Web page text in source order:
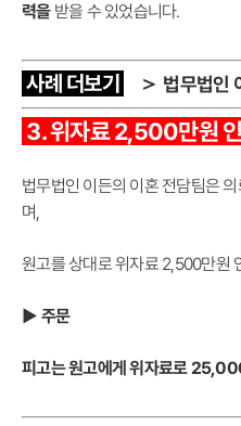
력을받을 수 있었습니다.
사례 더보기 ＞ 법무법인
3. 위자료 2,500만원
법무법인 이든의 이혼 전담팀은
며,
원고를 상대로 위자료 2,500만원
▶ 주문
피고는 원고에게 위자료로